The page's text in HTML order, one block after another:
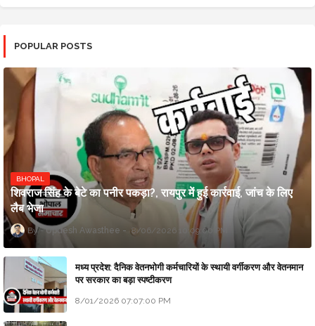
POPULAR POSTS
BHOPAL
शिवराज सिंह के बेटे का पनीर पकड़ा?, रायपुर में हुई कार्रवाई, जांच के लिए
लैब भेजा
Updesh Awasthee 8/06/2026 10:09:00 PM
मध्य प्रदेश: दैनिक वेतनभोगी कर्मचारियों के स्थायी वर्गीकरण और वेतनमान
पर सरकार का बड़ा स्पष्टीकरण
8/01/2026 07:07:00 PM